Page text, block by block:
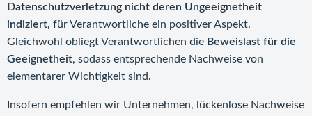
Datenschutzverletzung nicht deren Ungeeignetheit
indiziert, für Verantwortliche ein positiver Aspekt.
Gleichwohl obliegt Verantwortlichen die Beweislast für die
Geeignetheit, sodass entsprechende Nachweise von
elementarer Wichtigkeit sind.
Insofern empfehlen wir Unternehmen, lückenlose Nachweise